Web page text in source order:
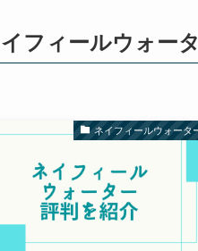
フィールウォー
ネイフィールウォータ